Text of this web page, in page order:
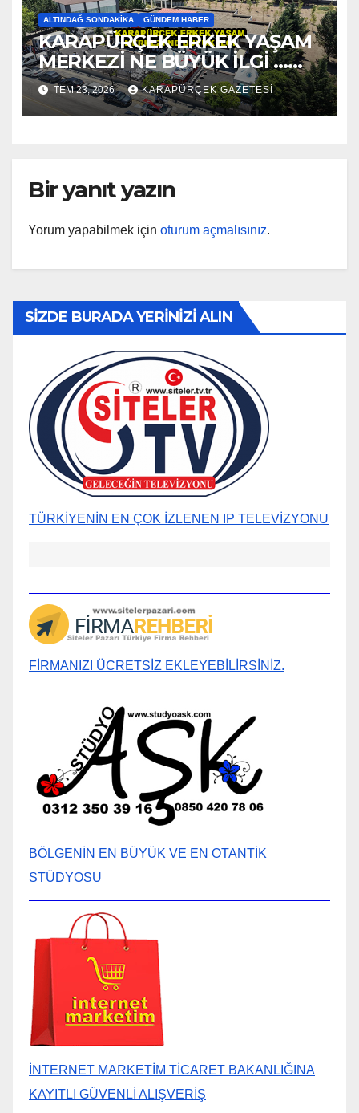
ALTINDAĞ SONDAKIKA GÜNDEM HABER
KARAPÜRÇEK ERKEK YAŞAM
MERKEZİ NE BÜYÜK İLGİ …
2026
TEM 23, 2026 KARAPÜRÇEK GAZETESİ
Bir yanıt yazın
Yorum yapabilmek için oturum açmalısınız.
SİZDE BURADA YERİNİZİ ALIN
TÜRKİYENİN EN ÇOK İZLENEN IP TELEVİZYONU
FİRMANIZI ÜCRETSİZ EKLEYEBİLİRSİNİZ.
BÖLGENİN EN BÜYÜK VE EN OTANTİK
STÜDYOSU
İNTERNET MARKETİM TİCARET BAKANLIĞINA
KAYITLI GÜVENLİ ALIŞVERİŞ